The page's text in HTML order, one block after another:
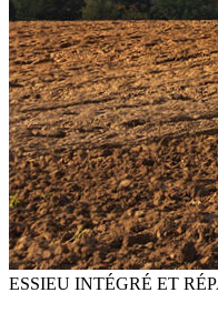
ESSIEU INTÉGRÉ ET